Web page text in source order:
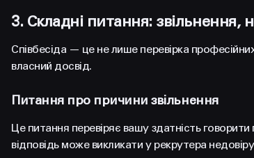
3. Складні питання: звільнення,
Співбесіда — це не лише перевірка
власний досвід.
Питання про причини звільнення
Це питання перевіряє вашу здатність
відповідь може викликати у рекрутера